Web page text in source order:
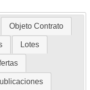
Objeto Contrato
Lotes